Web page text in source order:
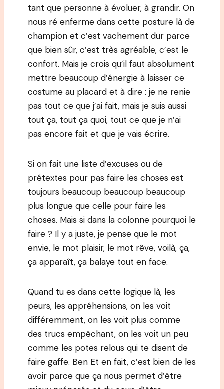
tant que personne à évoluer, à grandir. On
nous ré enferme dans cette posture là de
champion et c’est vachement dur parce
que bien sûr, c’est très agréable, c’est le
confort. Mais je crois qu’il faut absolument
mettre beaucoup d’énergie à laisser ce
costume au placard et à dire : je ne renie
pas tout ce que j’ai fait, mais je suis aussi
tout ça, tout ça quoi, tout ce que je n’ai
pas encore fait et que je vais écrire.
Si on fait une liste d’excuses ou de
prétextes pour pas faire les choses est
toujours beaucoup beaucoup beaucoup
plus longue que celle pour faire les
choses. Mais si dans la colonne pourquoi le
faire ? Il y a juste, je pense que le mot
envie, le mot plaisir, le mot rêve, voilà, ça,
ça apparaît, ça balaye tout en face.
Quand tu es dans cette logique là, les
peurs, les appréhensions, on les voit
différemment, on les voit plus comme
des trucs empêchant, on les voit un peu
comme les potes relous qui te disent de
faire gaffe. Ben Et en fait, c’est bien de les
avoir parce que ça nous permet d’être